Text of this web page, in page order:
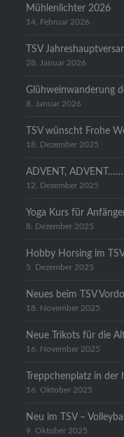
Mühlenlichter 2026
14. Februar 2026
TSV
28. Januar 2026
Glühweinwanderung
8. Januar 2026
TSV wünscht Frohe
18. Dezember 2025
ADVENT, ADVENT……
12. Dezember 2025
Yoga Kurs für
8. Dezember 2025
Hobby Horsing im
5. Dezember 2025
Neues beim TSV
18. November 2025
Neue Trikots für die
16. November 2025
Treppchenplatz in
16. Oktober 2025
Neu im TSV – Volleyball
9. Oktober 2025